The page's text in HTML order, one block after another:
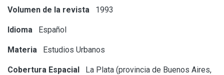
Volumen de la revista 1993
Idioma Español
Materia Estudios Urbanos
Cobertura Espacial
La Plata (provincia de Buenos Aires,